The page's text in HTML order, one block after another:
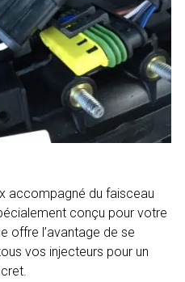
accompagné du faisceau
conçu pour votre
offre l’avantage de se
vos injecteurs pour un